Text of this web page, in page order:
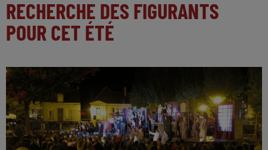
RECHERCHE DES FIGURANTS
POUR CET ÉTÉ